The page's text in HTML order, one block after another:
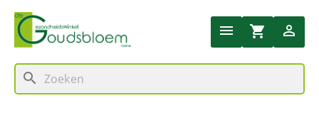
 shopping_cart 
search